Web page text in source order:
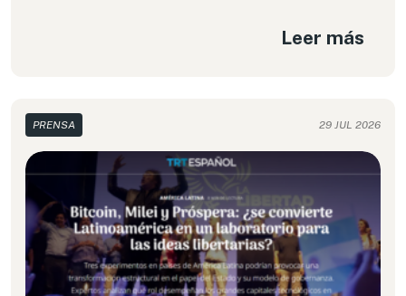
Leer más
PRENSA 29 JUL 2026